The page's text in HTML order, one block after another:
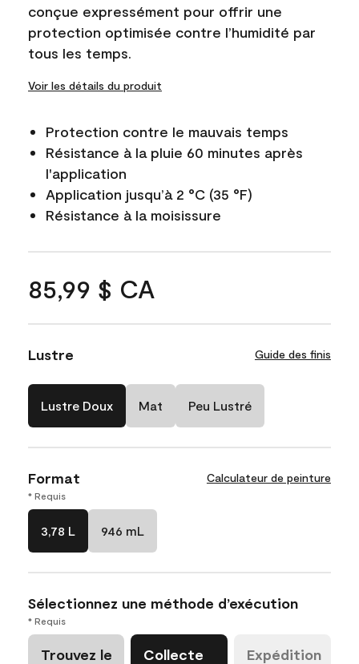
conçue expressément pour offrir une
protection optimisée contre l’humidité par
tous les temps.
Voir les détails du produit
Protection contre le mauvais temps
Résistance à la pluie 60 minutes après
l'application
Application jusqu’à 2 °C (35 °F)
Résistance à la moisissure
85,99 $ CA
Lustre Guide des finis
Lustre Doux Mat Peu Lustré
Format Calculateur de peinture
* Requis
3,78 L 946 mL
Sélectionnez une méthode d’exécution
* Requis
Trouvez le
Collecte
Expédition